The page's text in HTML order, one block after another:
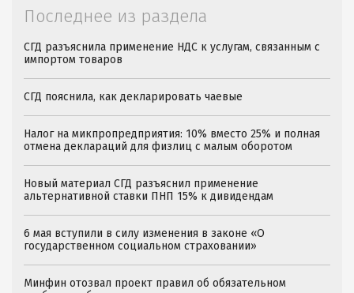
Последнее из раздела
СГД разъяснила применение НДС к услугам, связанным с
импортом товаров
СГД пояснила, как декларировать чаевые
Налог на микпропредприятия: 10% вместо 25% и полная
отмена деклараций для физлиц с малым оборотом
Новый материал СГД разъяснил применение
альтернативной ставки ПНП 15% к дивидендам
6 мая вступили в силу изменения в законе «О
государственном социальном страховании»
Минфин отозвал проект правил об обязательном